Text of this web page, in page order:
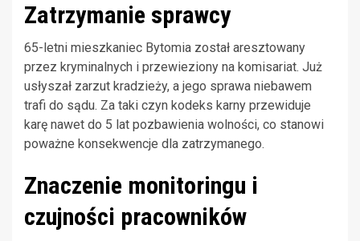
Zatrzymanie sprawcy
65-letni mieszkaniec Bytomia został aresztowany
przez kryminalnych i przewieziony na komisariat. Już
usłyszał zarzut kradzieży, a jego sprawa niebawem
trafi do sądu. Za taki czyn kodeks karny przewiduje
karę nawet do 5 lat pozbawienia wolności, co stanowi
poważne konsekwencje dla zatrzymanego.
Znaczenie monitoringu i
czujności pracowników